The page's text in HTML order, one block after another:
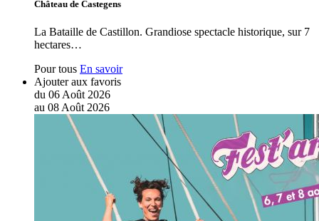
Château de Castegens
La Bataille de Castillon. Grandiose spectacle historique, sur 7
hectares…
Pour tous En savoir
Ajouter aux favoris
du 06 Août 2026
au 08 Août 2026